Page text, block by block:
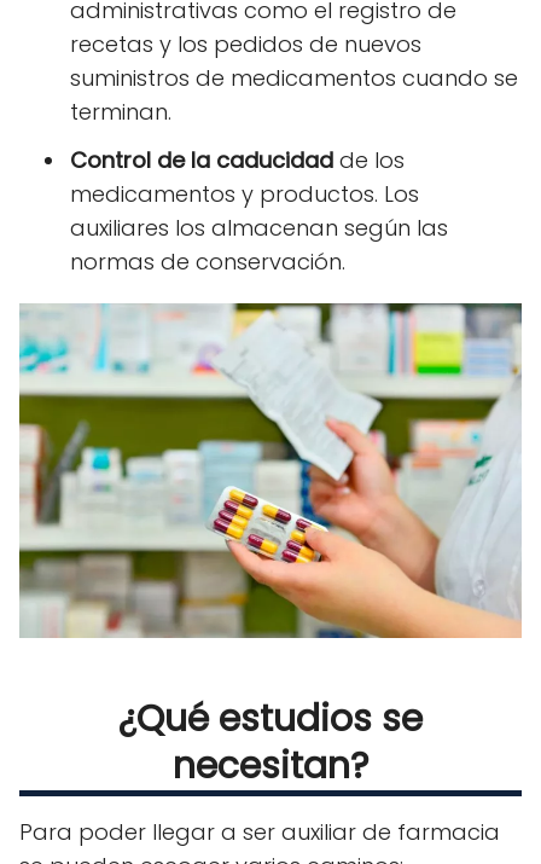
administrativas como el registro de
recetas y los pedidos de nuevos
suministros de medicamentos cuando se
terminan.
Control de la caducidad de los
medicamentos y productos. Los
auxiliares los almacenan según las
normas de conservación.
¿Qué estudios se
necesitan?
Para poder llegar a ser auxiliar de farmacia